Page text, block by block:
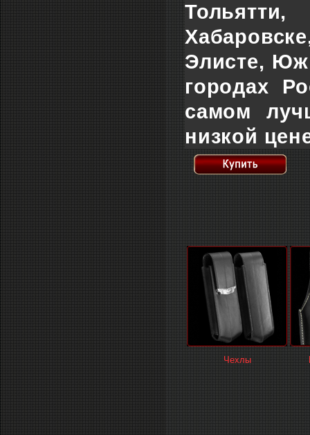
Элисте,
городах
самом
низкой
Чехлы